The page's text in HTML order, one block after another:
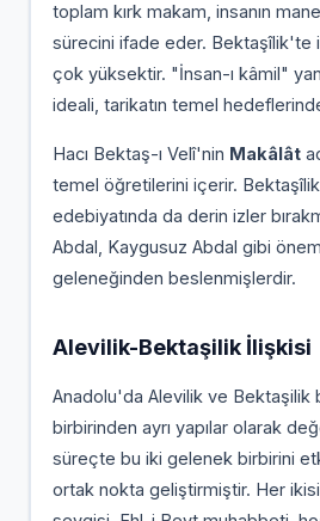
toplam kırk makam, insanın
sürecini ifade eder. Bektaşîlik'te
çok yüksektir. "İnsan-ı kâmil"
ideali, tarikatın temel
Hacı Bektaş-ı Velî'nin Makâlât
temel öğretilerini içerir.
edebiyatında da derin izler
Abdal, Kaygusuz Abdal gibi
geleneğinden beslenmişlerdir.
Alevilik-Bektaşilik İlişkisi
Anadolu'da Alevilik ve Bektaşilik
birbirinden ayrı yapılar olarak
süreçte bu iki gelenek birbirini
ortak nokta geliştirmiştir. Her